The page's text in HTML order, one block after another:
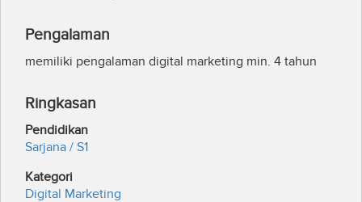
Pengalaman
memiliki pengalaman digital marketing min. 4 tahun
Ringkasan
Pendidikan
Sarjana / S1
Kategori
Digital Marketing